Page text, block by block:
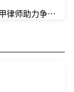
律师助力争取到